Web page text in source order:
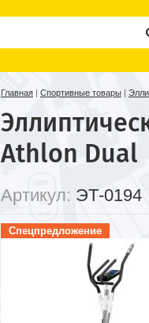
Главная | Спортивные товары |
Athlon Dual
Артикул: ЭТ-0194
Спецпредложение